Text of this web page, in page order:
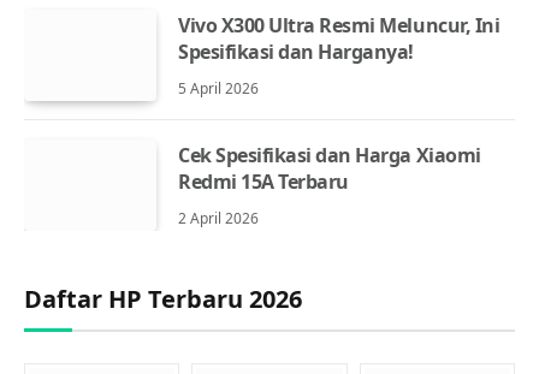
Vivo X300 Ultra Resmi Meluncur, Ini
Spesifikasi dan Harganya!
5 April 2026
Cek Spesifikasi dan Harga Xiaomi
Redmi 15A Terbaru
2 April 2026
Daftar HP Terbaru 2026